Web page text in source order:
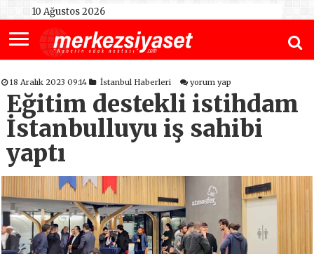
10 Ağustos 2026
18 Aralık 2023 09:14 İstanbul Haberleri yorum yap
Eğitim destekli istihdam
İstanbulluyu iş sahibi
yaptı